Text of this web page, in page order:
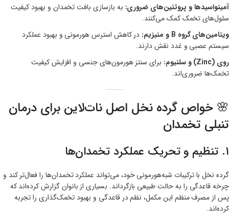
آمینواسیدها و پروتئین‌های ضروری: به بازسازی بافت تخمدان و بهبود کیفیت
سلول‌های تخمک کمک می‌کنند.
ویتامین‌های گروه B و منیزیم:
در کاهش استرس هورمونی و بهبود عملکرد
سیستم عصبی و غدد نقش دارند.
روی (Zinc) و سلنیوم:
برای سنتز هورمون‌های جنسی و افزایش کیفیت
تخمک‌ها ضروری‌اند.
🌸 خواص گرده نخل اصل نات‌لاین برای درمان
تنبلی تخمدان
۱. تنظیم و تحریک عملکرد تخمدان‌ها
گرده نخل با ترکیبات شبه‌هورمونی خود، می‌تواند عملکرد تخمدان‌ها را فعال‌تر کند و
چرخه قاعدگی را به حالت طبیعی بازگرداند. بسیاری از بانوان گزارش کرده‌اند که
پس از مصرف منظم این مکمل، نظم در قاعدگی و بهبود تخمک‌گذاری را تجربه
کرده‌اند.